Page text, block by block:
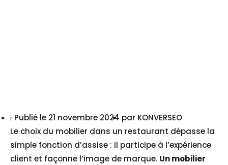
Publié le 21 novembre 2024 par KONVERSEO
Le choix du mobilier dans un restaurant dépasse la
simple fonction d’assise : il participe à l’expérience
client et façonne l’image de marque. Un mobilier